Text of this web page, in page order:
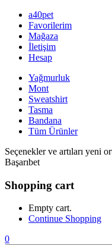
a40pet
Favorilerim
Mağaza
İletişim
Hesap
Yağmurluk
Mont
Sweatshirt
Tasma
Bandana
Tüm Ürünler
Seçenekler ve artıları yeni
Başarıbet
Shopping cart
Empty cart.
Continue Shopping
0